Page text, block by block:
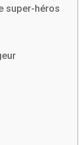
super-héros